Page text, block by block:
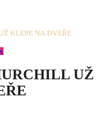
KLEPE NA DVEŘE
UŽ